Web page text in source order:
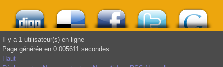
Il y a 1 utilisateur(s) en ligne
Page générée en 0.005611 secondes
Haut